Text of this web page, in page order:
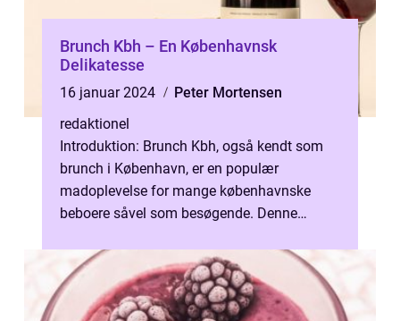
Brunch Kbh – En Københavnsk
Delikatesse
16 januar 2024
Peter Mortensen
redaktionel
Introduktion: Brunch Kbh, også kendt som
brunch i København, er en populær
madoplevelse for mange københavnske
beboere såvel som besøgende. Denne
brunch...